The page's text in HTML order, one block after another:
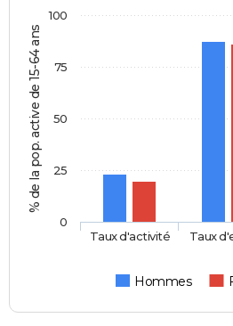
% de la pop. active de 15-64 ans
Hommes
Taux d'activité Taux
0
25
50
75
100